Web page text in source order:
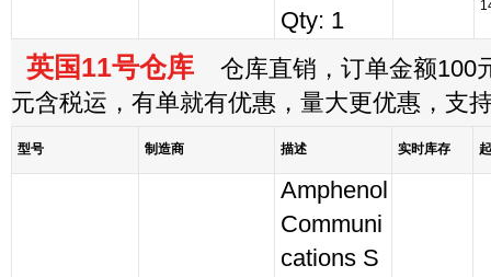
Qty: 1
英国11号仓库 仓库直销，订单金额100
元含税运，有单就有优惠，量大更优惠，支
型号 制造商 描述 实时库存
Amphenol
Communi
cations S